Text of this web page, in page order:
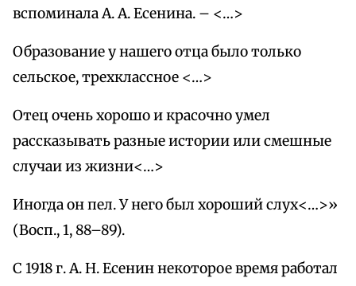
вспоминала А. А. Есенина. – <…>
Образование у нашего отца было только
сельское, трехклассное <…>
Отец очень хорошо и красочно умел
рассказывать разные истории или смешные
случаи из жизни<…>
Иногда он пел. У него был хороший слух<…>»
(Восп., 1, 88–89).
С 1918 г. А. Н. Есенин некоторое время работал